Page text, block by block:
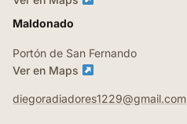
Maldonado
Portón de San Fernando
Ver en Maps
diegoradiadores1229@gmail.com